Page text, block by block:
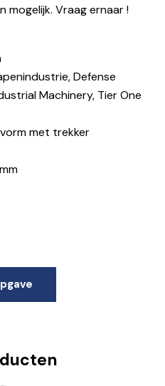
mogelijk. Vraag ernaar !
Defense
Machinery, Tier One
met trekker